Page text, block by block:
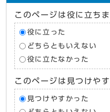
このページは役に立ち
役に立った
どちらともいえない
役に立たなかった
このページは見つけや
見つけやすかった